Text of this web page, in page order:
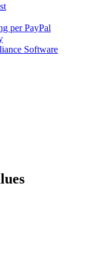
per PayPal
Software